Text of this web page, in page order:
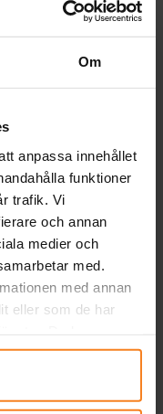
Om
anpassa innehållet
funktioner
trafik. Vi
och annan
medier och
med.
med annan
eller som de har